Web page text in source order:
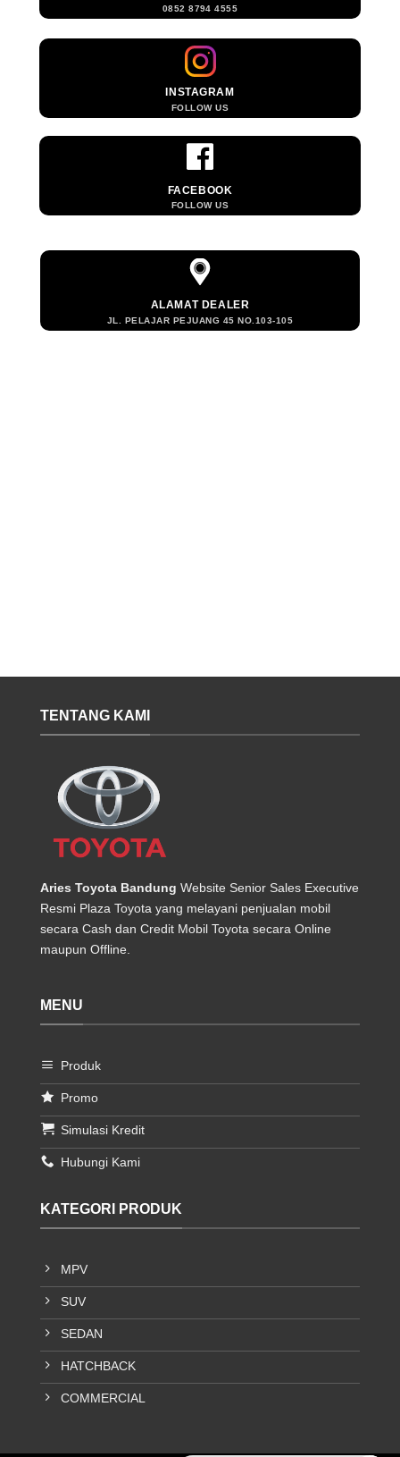
0852 8794 4555
INSTAGRAM
FOLLOW US
FACEBOOK
FOLLOW US
ALAMAT DEALER
JL. PELAJAR PEJUANG 45 NO.103-105
TENTANG KAMI
Aries Toyota Bandung Website Senior Sales Executive
Resmi Plaza Toyota yang melayani penjualan mobil
secara Cash dan Credit Mobil Toyota secara Online
maupun Offline.
MENU
Produk
Promo
Simulasi Kredit
Hubungi Kami
KATEGORI PRODUK
MPV
SUV
SEDAN
HATCHBACK
COMMERCIAL